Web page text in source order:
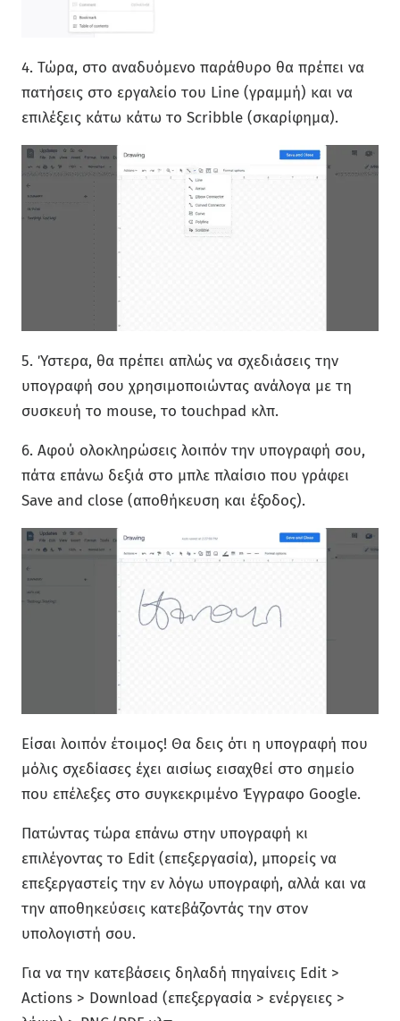
4. Τώρα, στο αναδυόμενο παράθυρο θα πρέπει να
πατήσεις στο εργαλείο του Line (γραμμή) και να
επιλέξεις κάτω κάτω το Scribble (σκαρίφημα).
5. Ύστερα, θα πρέπει απλώς να σχεδιάσεις την
υπογραφή σου χρησιμοποιώντας ανάλογα με τη
συσκευή το mouse, το touchpad κλπ.
6. Αφού ολοκληρώσεις λοιπόν την υπογραφή σου,
πάτα επάνω δεξιά στο μπλε πλαίσιο που γράφει
Save and close (αποθήκευση και έξοδος).
Είσαι λοιπόν έτοιμος! Θα δεις ότι η υπογραφή που
μόλις σχεδίασες έχει αισίως εισαχθεί στο σημείο
που επέλεξες στο συγκεκριμένο Έγγραφο Google.
Πατώντας τώρα επάνω στην υπογραφή κι
επιλέγοντας το Edit (επεξεργασία), μπορείς να
επεξεργαστείς την εν λόγω υπογραφή, αλλά και να
την αποθηκεύσεις κατεβάζοντάς την στον
υπολογιστή σου.
Για να την κατεβάσεις δηλαδή πηγαίνεις Edit >
Actions > Download (επεξεργασία > ενέργειες >